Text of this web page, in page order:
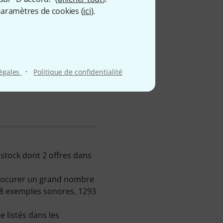
de cookies (ici).
· Politique de confidentialité
dont 2 offres dans
un grand nombre
exemples sonores, 1293
listés dans les